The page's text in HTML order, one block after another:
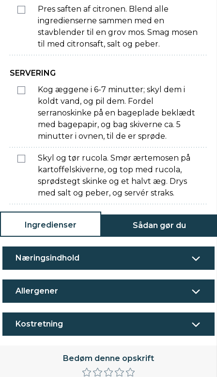
Pres saften af citronen. Blend alle
ingredienserne sammen med en
stavblender til en grov mos. Smag mosen
til med citronsaft, salt og peber.
SERVERING
Kog æggene i 6-7 minutter; skyl dem i
koldt vand, og pil dem. Fordel
serranoskinke på en bageplade beklædt
med bagepapir, og bag skiverne ca. 5
minutter i ovnen, til de er sprøde.
Skyl og tør rucola. Smør ærtemosen på
kartoffelskiverne, og top med rucola,
sprødstegt skinke og et halvt æg. Drys
med salt og peber, og servér straks.
Ingredienser Sådan gør du
Næringsindhold
Allergener
Kostretning
Bedøm denne opskrift